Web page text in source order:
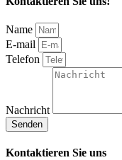
Name
E-mail
Telefon
Nachricht
Senden
Kontaktieren Sie uns